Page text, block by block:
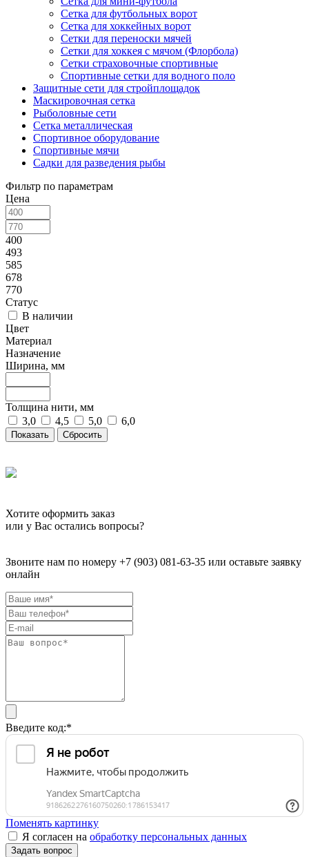
Сетка для футбольных ворот
Сетка для хоккейных ворот
Сетки для переноски мячей
Сетки для хоккея с мячом (Флорбола)
Сетки страховочные спортивные
Спортивные сетки для водного поло
Защитные сети для стройплощадок
Маскировочная сетка
Рыболовные сети
Сетка металлическая
Спортивное оборудование
Спортивные мячи
Садки для разведения рыбы
Фильтр по параметрам
Цена
400
493
585
678
770
Статус
В наличии
Цвет
Материал
Назначение
Ширина, мм
Толщина нити, мм
3,0
4,5 5,0 6,0
Сбросить
Хотите оформить заказ
или у Вас остались вопросы?
Звоните нам по номеру +7 (903) 081-63-35 или оставьте заявку
онлайн
Введите код:*
Поменять картинку
Я согласен на обработку персональных данных
Задать вопрос